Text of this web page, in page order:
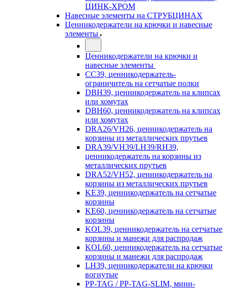
ЦИНК-ХРОМ
Навесные элементы на СТРУБЦИНАХ
Ценникодержатели на крючки и навесные
элементы
Ценникодержатели на крючки и
навесные элементы
CC39, ценникодержатель-
ограничитель на сетчатые полки
DBH39, ценникодержатель на клипсах
или хомутах
DBH60, ценникодержатель на клипсах
или хомутах
DRA26/VH26, ценникодержатель на
корзины из металлических прутьев
DRA39/VH39/LH39/RH39,
ценникодержатель на корзины из
металлических прутьев
DRA52/VH52, ценникодержатель на
корзины из металлических прутьев
KE39, ценникодержатель на сетчатые
корзины
KE60, ценникодержатель на сетчатые
корзины
KOL39, ценникодержатель на сетчатые
корзины и манежи для распродаж
KOL60, ценникодержатель на сетчатые
корзины и манежи для распродаж
LH39, ценникодержатели на крючки
вогнутые
PP-TAG / PP-TAG-SLIM, мини-